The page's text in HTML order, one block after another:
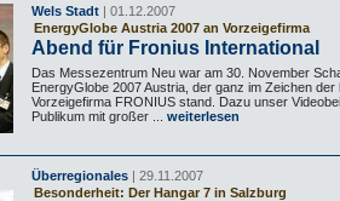
Wels Stadt | 01.12.2007
EnergyGlobe Austria 2007 an Vorzeigefirma
Abend für Fronius International
Das Messezentrum Neu war am 30. November
EnergyGlobe 2007 Austria, der ganz im Zeichen der
Vorzeigefirma FRONIUS stand. Dazu unser
Publikum mit großer ...
weiterlesen
Überregionales | 29.11.2007
Besonderheit: Der Hangar 7 in Salzburg